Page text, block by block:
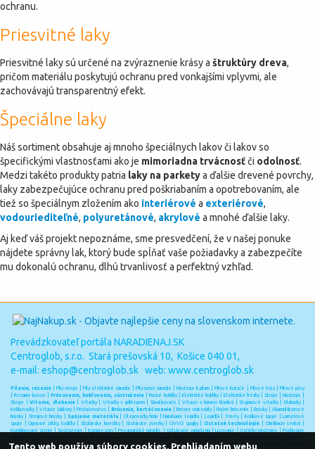
Tento web používa súbory cookies. Prehliadaním webu
ochranu.
Priesvitné laky
Priesvitné laky sú určené na zvýraznenie krásy a štruktúry dreva,
pričom materiálu poskytujú ochranu pred vonkajšími vplyvmi, ale
zachovávajú transparentný efekt.
Špeciálne laky
Náš sortiment obsahuje aj mnoho špeciálnych lakov či lakov so
špecifickými vlastnosťami ako je mimoriadna trvácnosťči odolnosť.
Medzi takéto produkty patria laky na parketya ďalšie drevené povrchy,
laky zabezpečujúce ochranu pred poškriabaním a opotrebovaním, ale
tiež so špeciálnym zložením ako interiérové a exteriérové,
vodouriediteľné, polyuretánové, akrylové a mnohé ďalšie laky.
Aj keď váš projekt nepoznáme, sme presvedčení, že v našej ponuke
nájdete správny lak, ktorý bude spĺňať vaše požiadavky a zabezpečíte
mu dokonalú ochranu, dlhú trvanlivosť a perfektný vzhľad.
Pílenie, rezanie |Píly-stroje |Píly-elektrické náradie Píly-ručné náradie |Nástroje k pílam |Pílové kotúče Pílové listy| Pílové pásy
|Rezanie kovov Frézovanie, hobľovanie, sústruženie |Ručné hoblíky| Elektrické hoblíky| Elektrické frézky| Stroje |Nástroje
Stroje
Vŕtanie, dlabanie| Vŕtačky| Vŕtačky s príklepom| Skrutkovače Vŕtacie a búracie kladivá Stojanové vŕtačky| Dlabačky|
Kolíkovačky| Vŕtacie šablóny| Príslušenstvo Brúsenie, kartáčovanie Brúsne materiály| Ručné brúsenie Brúsky| Akumulátorové
brúsky| Strojové brúsky| Spájanie materiálu| Olepovačky hrán |Nanášanie lepidla| Lepidlá| Tmely| Kolíkové spoje |Lamelové
spoje
|Opravné zátky, lodičky| Stolárske knechty| Stolárske zvierky| OVVO spojky| Ostatné technológie Obrábacie centrá
Kombinované stroje
|Sústruženie |Kompresory|Pneumatické náradie Odsávacie zariadenia| Lisovanie Ostričky nástrojov |Podávacie
drevo |Oleje na drevo |Farby na drevo|Laky na drevo| Moridlá na drevo| Vosky na drevo|Epoxidové živice
Prevádzkovateľ portála NARADIENAJ.SK
Centroglob, s.r.o. Stará prešovská 10, Košice 040 01,
e-mail: eshop@centroglob.sk web: www.centroglob.sk